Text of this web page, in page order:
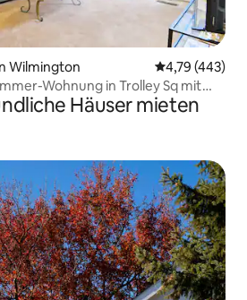
Wilmington
4,79 (443)
Wohnung in Trolley Sq mit
Häuser mieten